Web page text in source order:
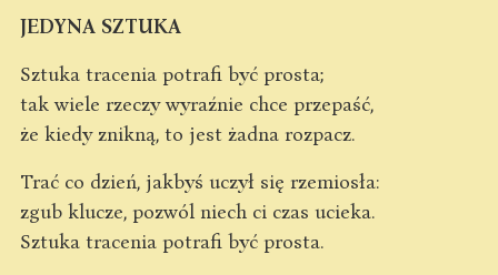
JEDYNA SZTUKA
Sztuka tracenia potrafi być prosta;
tak wiele rzeczy wyraźnie chce przepaść,
że kiedy znikną, to jest żadna rozpacz.
Trać co dzień, jakbyś uczył się rzemiosła:
zgub klucze, pozwól niech ci czas ucieka.
Sztuka tracenia potrafi być prosta.